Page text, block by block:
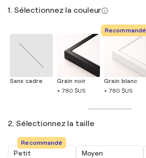
1. Sélectionnez la couleur
Sans cadre
Grain noir
+ 780 $US
Recommandé
Grain blanc
+ 780 $US
2. Sélectionnez la taille
Recommandé
Petit
Moyen